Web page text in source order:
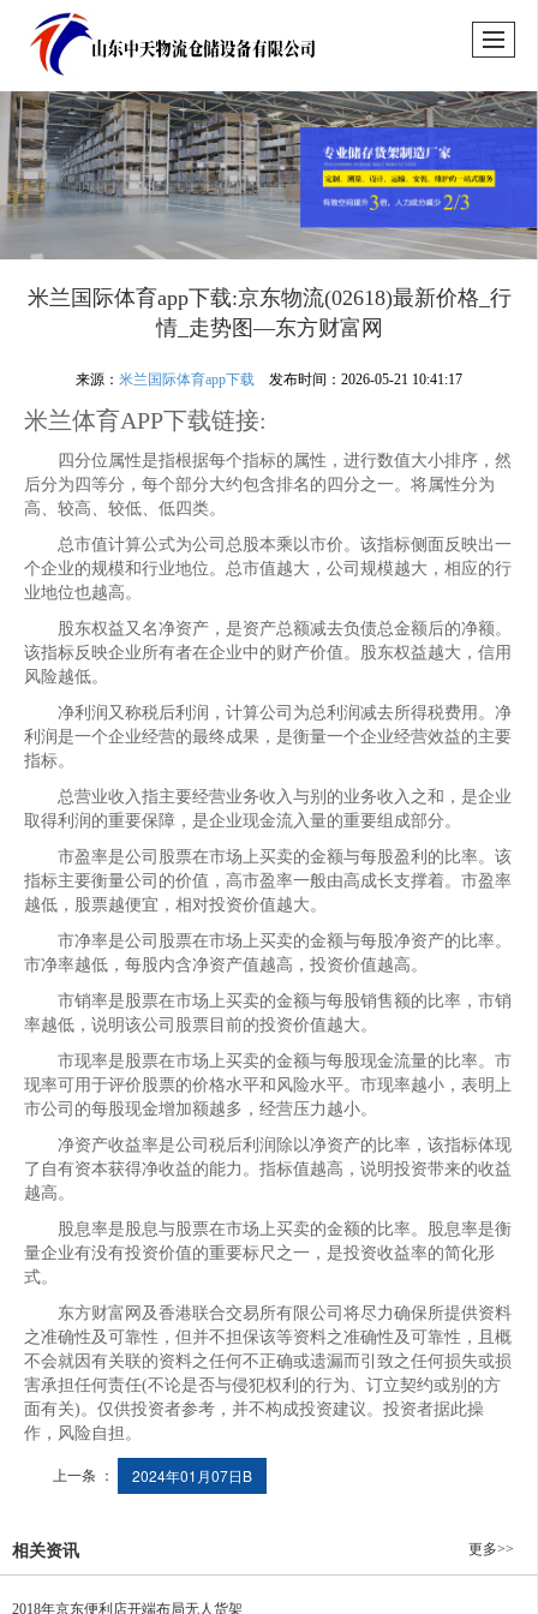
米兰国际体育app下载:京东物流(02618)最新价格_行
情_走势图—东方财富网
来源：米兰国际体育app下载 发布时间：2026-05-21 10:41:17
米兰体育APP下载链接:
四分位属性是指根据每个指标的属性，进行数值大小排序，然
后分为四等分，每个部分大约包含排名的四分之一。将属性分为
高、较高、较低、低四类。
总市值计算公式为公司总股本乘以市价。该指标侧面反映出一
个企业的规模和行业地位。总市值越大，公司规模越大，相应的行
业地位也越高。
股东权益又名净资产，是资产总额减去负债总金额后的净额。
该指标反映企业所有者在企业中的财产价值。股东权益越大，信用
风险越低。
净利润又称税后利润，计算公司为总利润减去所得税费用。净
利润是一个企业经营的最终成果，是衡量一个企业经营效益的主要
指标。
总营业收入指主要经营业务收入与别的业务收入之和，是企业
取得利润的重要保障，是企业现金流入量的重要组成部分。
市盈率是公司股票在市场上买卖的金额与每股盈利的比率。该
指标主要衡量公司的价值，高市盈率一般由高成长支撑着。市盈率
越低，股票越便宜，相对投资价值越大。
市净率是公司股票在市场上买卖的金额与每股净资产的比率。
市净率越低，每股内含净资产值越高，投资价值越高。
市销率是股票在市场上买卖的金额与每股销售额的比率，市销
率越低，说明该公司股票目前的投资价值越大。
市现率是股票在市场上买卖的金额与每股现金流量的比率。市
现率可用于评价股票的价格水平和风险水平。市现率越小，表明上
市公司的每股现金增加额越多，经营压力越小。
净资产收益率是公司税后利润除以净资产的比率，该指标体现
了自有资本获得净收益的能力。指标值越高，说明投资带来的收益
越高。
股息率是股息与股票在市场上买卖的金额的比率。股息率是衡
量企业有没有投资价值的重要标尺之一，是投资收益率的简化形
式。
东方财富网及香港联合交易所有限公司将尽力确保所提供资料
之准确性及可靠性，但并不担保该等资料之准确性及可靠性，且概
不会就因有关联的资料之任何不正确或遗漏而引致之任何损失或损
害承担任何责任(不论是否与侵犯权利的行为、订立契约或别的方
面有关)。仅供投资者参考，并不构成投资建议。投资者据此操
作，风险自担。
上一条 ： 2024年01月07日B
相关资讯 更多>>
2018年京东便利店开端布局无人货架